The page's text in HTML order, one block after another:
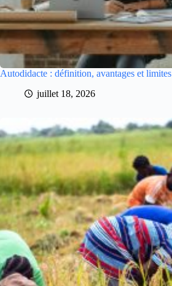
Autodidacte : définition, avantages et limites
juillet 18, 2026